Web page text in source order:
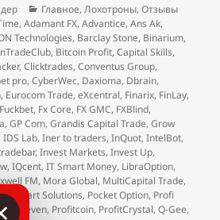
Рубрики
Главное,Лохотроны,Отзывы
,Adamant FX,Advantice,Ans Ak,
Technologies, Barclay Stone, Binarium,
, Bitcoin Profit,Capital Skills,
,Clicktrades,Conventus Group,
pro,CyberWec, Daxioma, Dbrain,
, Eurocom Trade,eXcentral, Finarix, FinLay,
Fuckbet, Fx Core, FX GMC, FXBlind,
,GP Com,Grandis Capital Trade,Grow
,IDS Lab,Iner to traders,InQuot,IntelBot,
,Invest Markets,Invest Up,
,IQcent,IT Smart Money, LibraOption,
FM, Mora Global, MultiCapital Trade,
OneStart Solutions, Pocket Option, Profi
Seven, Profitcoin, ProfitCrystal,Q-Gee,